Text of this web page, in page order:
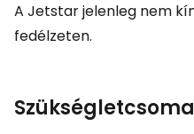
A Jetstar jelenleg nem
fedélzeten.